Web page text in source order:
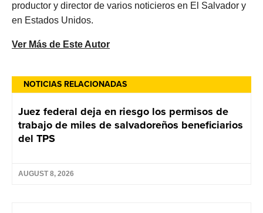
NOTICIAS RELACIONADAS
Juez federal deja en riesgo los permisos de
trabajo de miles de salvadoreños beneficiarios
del TPS
AUGUST 8, 2026
productor y director de varios noticieros en El Salvador y
en Estados Unidos.
Ver Más de Este Autor